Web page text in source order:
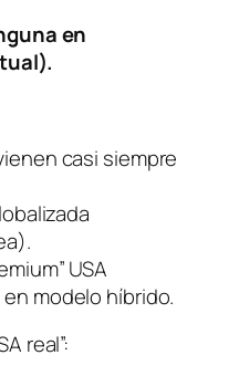
en
casi siempre
USA
modelo híbrido.
real”: